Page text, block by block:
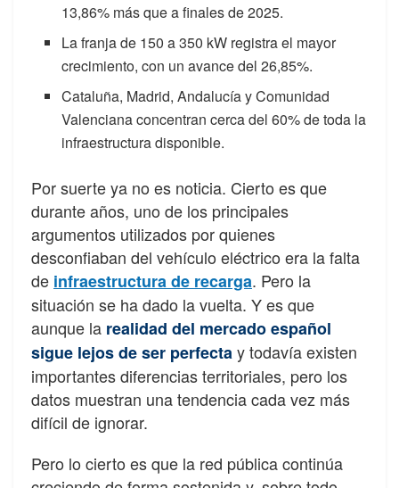
13,86% más que a finales de 2025.
La franja de 150 a 350 kW registra el mayor
crecimiento, con un avance del 26,85%.
Cataluña, Madrid, Andalucía y Comunidad
Valenciana concentran cerca del 60% de toda la
infraestructura disponible.
Por suerte ya no es noticia. Cierto es que
durante años, uno de los principales
argumentos utilizados por quienes
desconfiaban del vehículo eléctrico era la falta
de infraestructura de recarga. Pero la
situación se ha dado la vuelta. Y es que
aunque la realidad del mercado español
sigue lejos de ser perfectay todavía existen
importantes diferencias territoriales, pero los
datos muestran una tendencia cada vez más
difícil de ignorar.
Pero lo cierto es que la red pública continúa